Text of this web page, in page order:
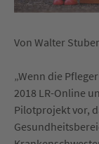
Von Walter Stuber
„Wenn die
2018 LR-Online
Pilotprojekt vor,